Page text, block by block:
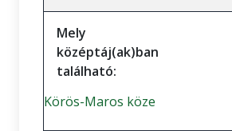
Mely
középtáj(ak)ban
található:
Körös-Maros köze